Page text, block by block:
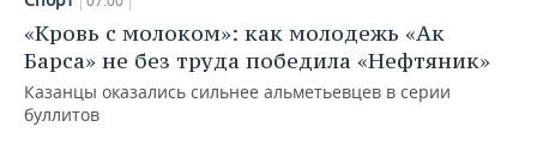
«Кровь с молоком»: как молодежь «Ак
Барса» не без труда победила «Нефтяник»
Казанцы оказались сильнее альметьевцев в серии
буллитов